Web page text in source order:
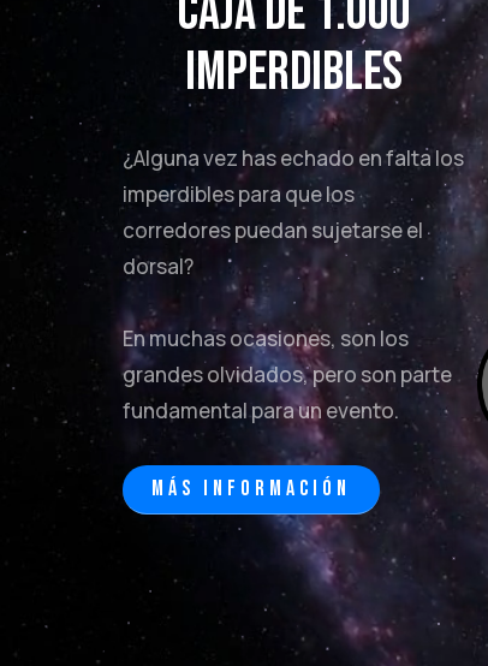
Imperdibles
¿Alguna vez has echado en falta los
imperdibles para que los
corredores puedan sujetarse el
dorsal?
En muchas ocasiones, son los
grandes olvidados, pero son parte
fundamental para un evento.
MÁS INFORMACIÓN